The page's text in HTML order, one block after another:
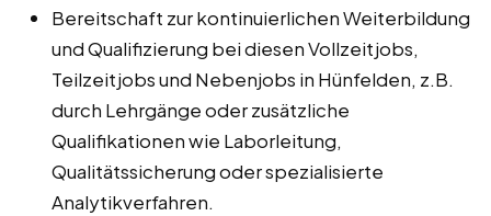
Bereitschaft zur kontinuierlichen Weiterbildung
und Qualifizierung bei diesen Vollzeitjobs,
Teilzeitjobs und Nebenjobs in Hünfelden, z.B.
durch Lehrgänge oder zusätzliche
Qualifikationen wie Laborleitung,
Qualitätssicherung oder spezialisierte
Analytikverfahren.